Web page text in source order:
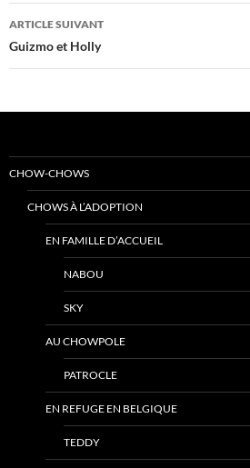
articles
ARTICLE SUIVANT
Guizmo et Holly
CHOW-CHOWS
CHOWS À L’ADOPTION
EN FAMILLE D’ACCUEIL
NABOU
SKY
AU CHOWPOLE
PATROCLE
EN REFUGE EN BELGIQUE
TEDDY